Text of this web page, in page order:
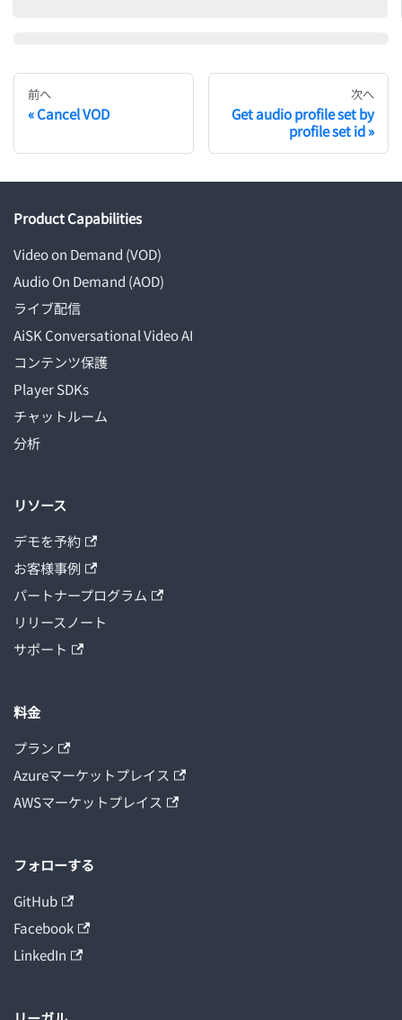
前へ
Cancel VOD
次へ
Get audio profile set by
profile set id
Product Capabilities
Video on Demand (VOD)
Audio On Demand (AOD)
ライブ配信
AiSK Conversational Video AI
コンテンツ保護
Player SDKs
チャットルーム
分析
リソース
デモを予約
お客様事例
パートナープログラム
リリースノート
サポート
料金
プラン
Azureマーケットプレイス
AWSマーケットプレイス
フォローする
GitHub
Facebook
LinkedIn